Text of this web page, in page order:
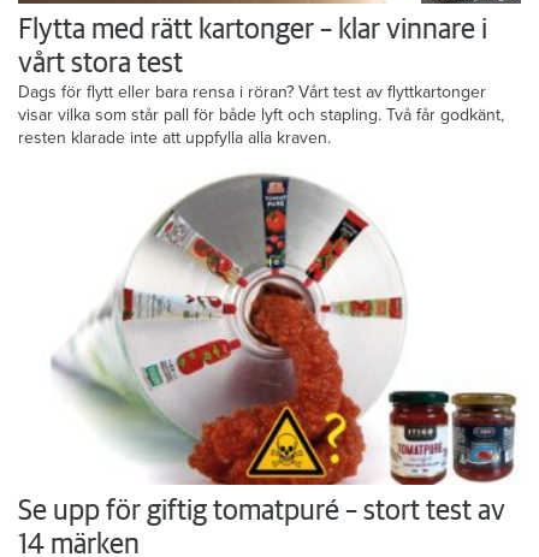
Flytta med rätt kartonger – klar vinnare i
vårt stora test
Dags för flytt eller bara rensa i röran? Vårt test av flyttkartonger
visar vilka som står pall för både lyft och stapling. Två får godkänt,
resten klarade inte att uppfylla alla kraven.
Se upp för giftig tomatpuré – stort test av
14 märken